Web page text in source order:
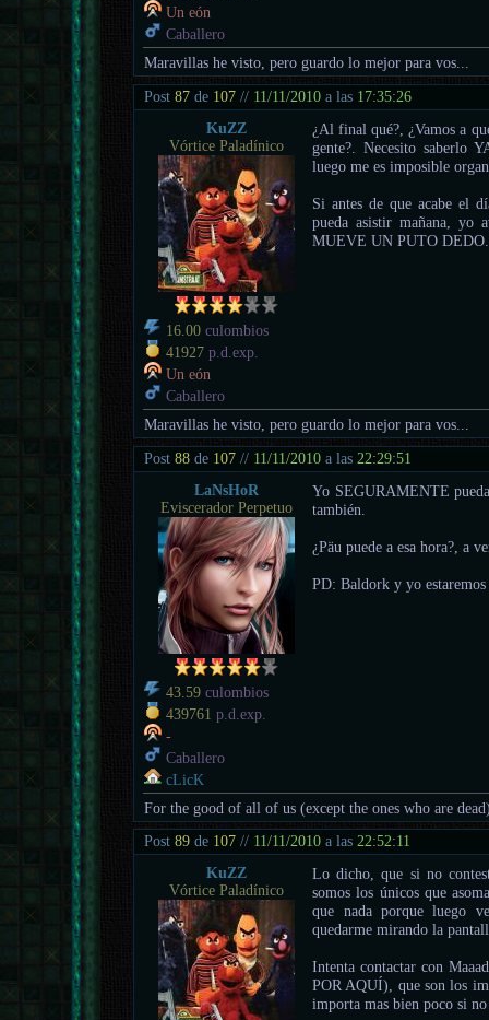
Un eón
Caballero
Maravillas he visto, pero guardo lo mejor para vos...
Post87 de 107 // 11/11/2010 a las 17:35:26
KuZZ
Vórtice Paladínico
16.00 culombios
41927 p.d.exp.
Un eón
Caballero
¿Al final qué?, ¿Vamos a
gente?. Necesito saberlo
luego me es imposible
Si antes de que acabe el
pueda asistir mañana, yo
MUEVE UN PUTO DEDO.
Maravillas he visto, pero guardo lo mejor para vos...
Post88 de 107 // 11/11/2010 a las 22:29:51
LaNsHoR
Eviscerador Perpetuo
43.59 culombios
439761 p.d.exp.
-
Caballero
cLicK
Yo SEGURAMENTE
también.
¿Päu puede a esa hora?, a
PD: Baldork y yo
For the good of all of us (except the ones who are
Post89 de 107 // 11/11/2010 a las22:52:11
KuZZ
Vórtice Paladínico
Lo dicho, que si no
somos los únicos que
que nada porque luego
quedarme mirando la
Intenta contactar con
POR AQUÍ), que son los
importa mas bien poco si